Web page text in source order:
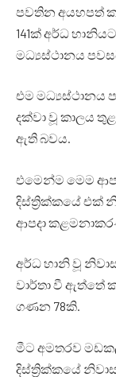
පවතින අයහපත්
141ක් අර්ධ
මධ්‍යස්ථානය
එම මධ්‍යස්ථානය
දක්වා වූ කාලය
ඇති බවය.
එමෙන්ම මෙම
දිස්ත්‍රික්කයේ එක්
ආපදා
අර්ධ හානි වූ
වාර්තා වී ඇත්තේ
ගණන 78කි.
මීට අමතරව
දිස්ත්‍රික්කයේ